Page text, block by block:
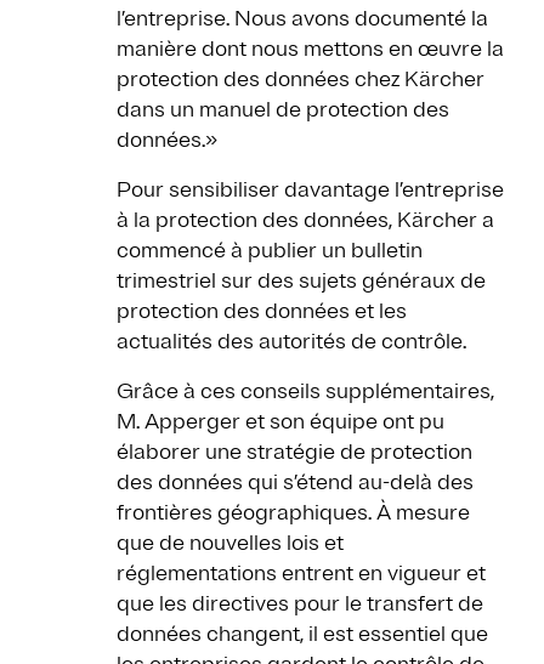
l’entreprise. Nous avons documenté la
manière dont nous mettons en œuvre la
protection des données chez Kärcher
dans un manuel de protection des
données.»
Pour sensibiliser davantage l’entreprise
à la protection des données, Kärcher a
commencé à publier un bulletin
trimestriel sur des sujets généraux de
protection des données et les
actualités des autorités de contrôle.
Grâce à ces conseils supplémentaires,
M. Apperger et son équipe ont pu
élaborer une stratégie de protection
des données qui s’étend au-delà des
frontières géographiques. À mesure
que de nouvelles lois et
réglementations entrent en vigueur et
que les directives pour le transfert de
données changent, il est essentiel que